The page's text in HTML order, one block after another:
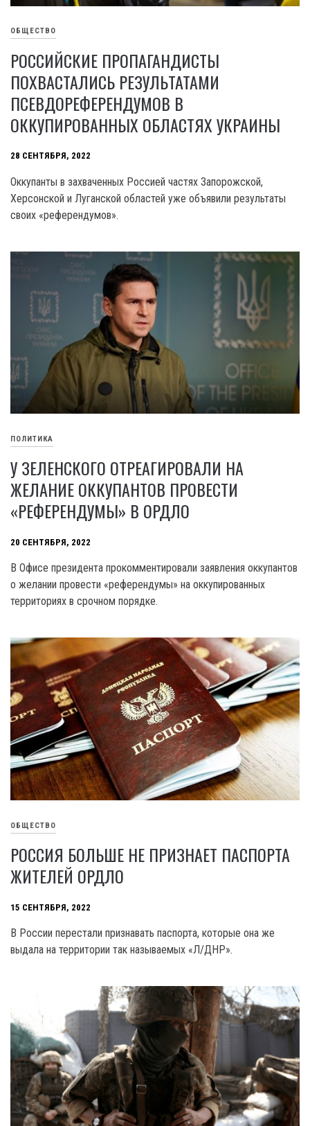
ОБЩЕСТВО
РОССИЙСКИЕ ПРОПАГАНДИСТЫ
ПОХВАСТАЛИСЬ РЕЗУЛЬТАТАМИ
ПСЕВДОРЕФЕРЕНДУМОВ В
ОККУПИРОВАННЫХ ОБЛАСТЯХ УКРАИНЫ
28 СЕНТЯБРЯ, 2022
Оккупанты в захваченных Россией частях Запорожской,
Херсонской и Луганской областей уже объявили результаты
своих «референдумов».
ПОЛИТИКА
У ЗЕЛЕНСКОГО ОТРЕАГИРОВАЛИ НА
ЖЕЛАНИЕ ОККУПАНТОВ ПРОВЕСТИ
«РЕФЕРЕНДУМЫ» В ОРДЛО
20 СЕНТЯБРЯ, 2022
В Офисе президента прокомментировали заявления оккупантов
о желании провести «референдумы» на оккупированных
территориях в срочном порядке.
ОБЩЕСТВО
РОССИЯ БОЛЬШЕ НЕ ПРИЗНАЕТ ПАСПОРТА
ЖИТЕЛЕЙ ОРДЛО
15 СЕНТЯБРЯ, 2022
В России перестали признавать паспорта, которые она же
выдала на территории так называемых «Л/ДНР».